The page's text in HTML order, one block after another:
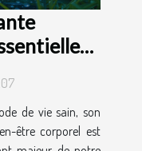
de vie sain, son
être corporel est